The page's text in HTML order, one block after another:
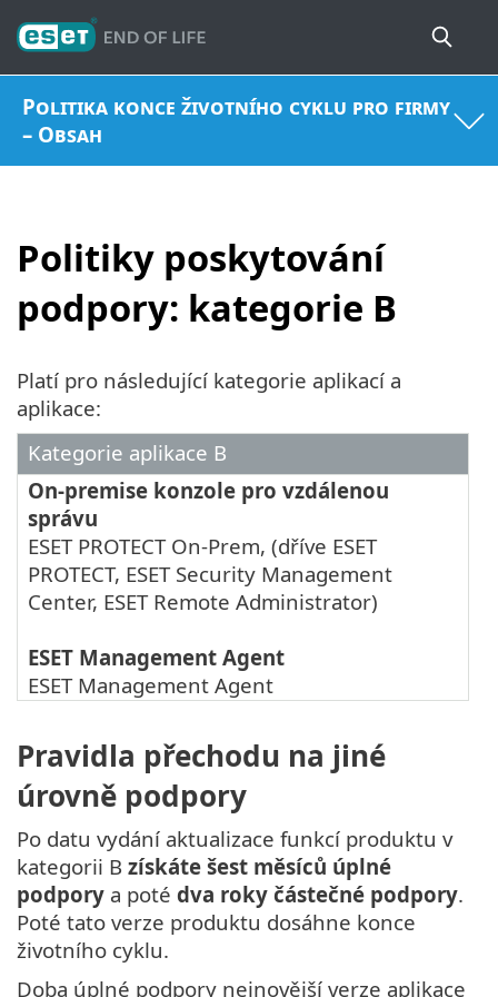
Politika konce životního cyklu pro firmy
– Obsah
Politiky poskytování
podpory: kategorie B
Platí pro následující kategorie aplikací a
aplikace:
Kategorie aplikace B
On-premise konzole pro vzdálenou
správu
ESET PROTECT On-Prem, (dříve ESET
PROTECT, ESET Security Management
Center, ESET Remote Administrator)
ESET Management Agent
ESET Management Agent
Pravidla přechodu na jiné
úrovně podpory
Po datu vydání aktualizace funkcí produktu v
kategorii B získáte šest měsíců úplné
podpory a poté dva roky částečné podpory.
Poté tato verze produktu dosáhne konce
životního cyklu.
Doba úplné podpory nejnovější verze aplikace